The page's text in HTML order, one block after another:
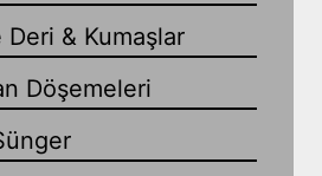
& Kumaşlar
Döşemeleri